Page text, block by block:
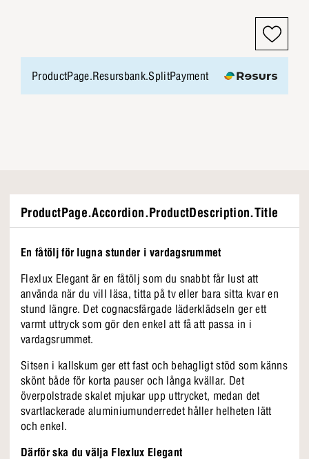
ProductPage.Resursbank.SplitPayment
ProductPage.Accordion.ProductDescription.Title
En fåtölj för lugna stunder i vardagsrummet
Flexlux Elegant är en fåtölj som du snabbt får lust att
använda när du vill läsa, titta på tv eller bara sitta kvar en
stund längre. Det cognacsfärgade läderklädseln ger ett
varmt uttryck som gör den enkel att få att passa in i
vardagsrummet.
Sitsen i kallskum ger ett fast och behagligt stöd som känns
skönt både för korta pauser och långa kvällar. Det
överpolstrade skalet mjukar upp uttrycket, medan det
svartlackerade aluminiumunderredet håller helheten lätt
och enkel.
Därför ska du välja Flexlux Elegant